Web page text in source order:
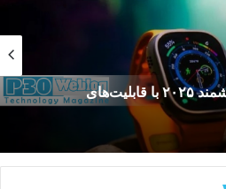
مکانیکی ارزان و باکیفیت